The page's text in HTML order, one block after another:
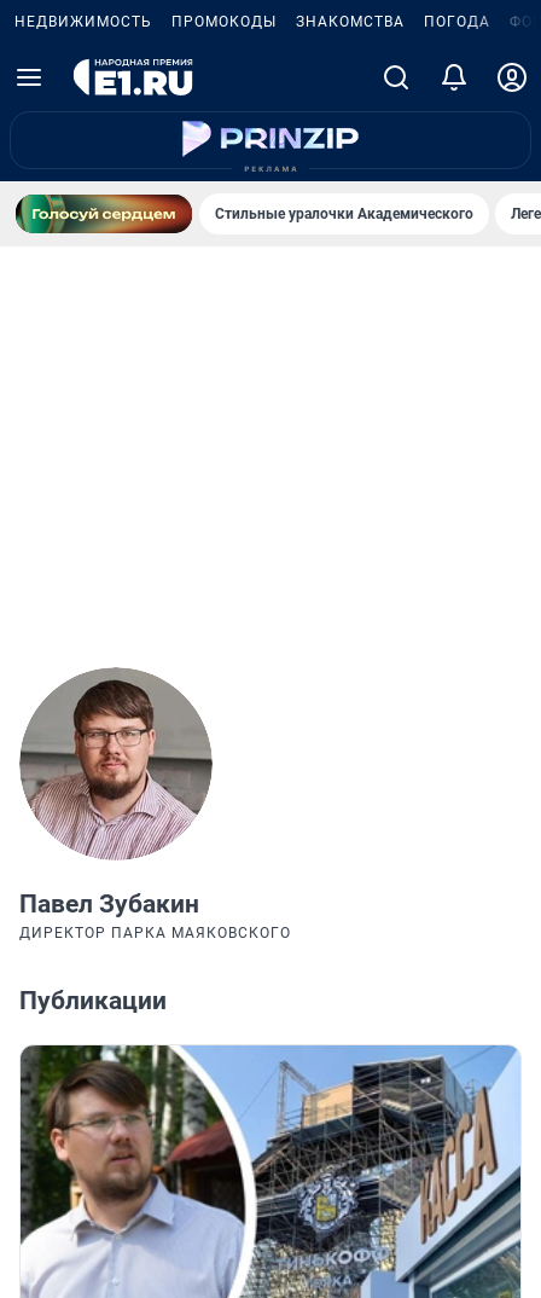
НЕДВИЖИМОСТЬ ПРОМОКОДЫ ЗНАКОМСТВА ПОГОДА
Стильные уралочки Академического
Павел Зубакин
ДИРЕКТОР ПАРКА МАЯКОВСКОГО
Публикации